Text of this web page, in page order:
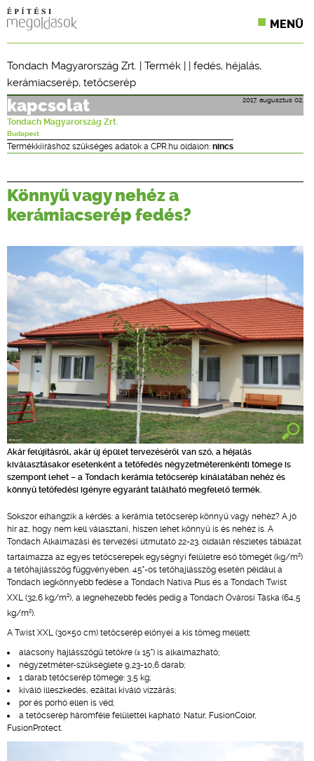
MENÜ
SZAKLAPOK
CPR TERMÉKKIÍRÁS
ÉPÍTÉSI JOG
ONLINE KÉPZÉSEK
TERVEZÉSI SEGÉDLETEK
Tondach Magyarország Zrt. | Termék | | fedés, héjalás,
kerámiacserép, tetőcserép
2017. augusztus 02.
kapcsolat
Tondach Magyarország Zrt.
Budapest
Termékkiíráshoz szükséges adatok a CPR.hu oldalon: nincs
Könnyű vagy nehéz a
kerámiacserép fedés?
Akár felújításról, akár új épület tervezéséről van szó, a héjalás
kiválasztásakor esetenként a tetőfedés négyzetméterenkénti tömege is
szempont lehet – a Tondach kerámia tetőcserép kínálatában nehéz és
könnyű tetőfedési igényre egyaránt található megfelelő termék.
Sokszor elhangzik a kérdés: a kerámia tetőcserép könnyű vagy nehéz? A jó
hír az, hogy nem kell választani, hiszen lehet könnyű is és nehéz is. A
Tondach Alkalmazási és tervezési útmutató 22-23. oldalán részletes táblázat
tartalmazza az egyes tetőcserepek egységnyi felületre eső tömegét (kg/m2)
a tetőhajlásszög függvényében. 45°-os tetőhajlásszög esetén például a
Tondach legkönnyebb fedése a Tondach Nativa Plus és a Tondach Twist
XXL (32,6 kg/m2), a legnehezebb fedés pedig a Tondach Óvárosi Táska (64,5
kg/m2).
A Twist XXL (30×50 cm) tetőcserép előnyei a kis tömeg mellett:
alacsony hajlásszögű tetőkre (≥ 15°) is alkalmazható;
négyzetméter-szükséglete 9,23-10,6 darab;
1 darab tetőcserép tömege: 3,5 kg;
kiváló illeszkedés, ezáltal kiváló vízzárás;
por és porhó ellen is véd;
a tetőcserép háromféle felülettel kapható: Natur, FusionColor,
FusionProtect.